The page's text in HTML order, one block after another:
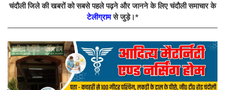
चंदौली जिले की खबरों को सबसे पहले पढ़ने और जानने के लिए चंदौली समाचार के
टेलीग्रामसे जुड़े।*